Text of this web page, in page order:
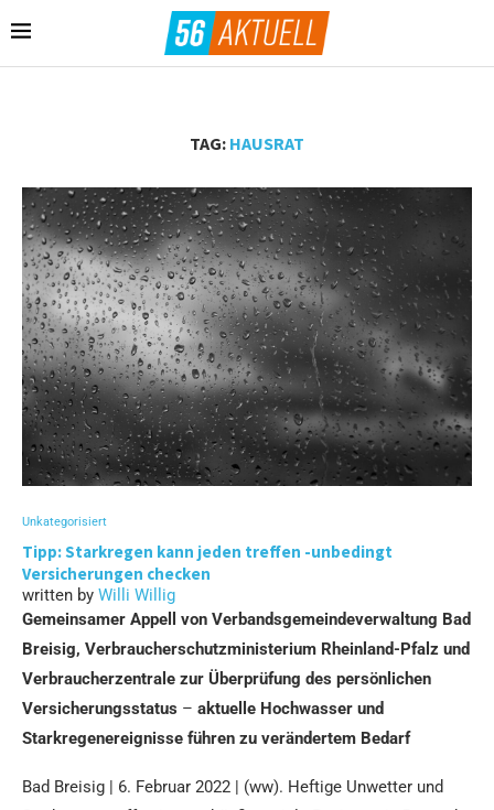
TAG: HAUSRAT
Unkategorisiert
Tipp: Starkregen kann jeden treffen -unbedingt
Versicherungen checken
written by Willi Willig
Gemeinsamer Appell von Verbandsgemeindeverwaltung Bad
Breisig, Verbraucherschutzministerium Rheinland-Pfalz und
Verbraucherzentrale zur Überprüfung des persönlichen
Versicherungsstatus – aktuelle Hochwasser und
Starkregenereignisse führen zu verändertem Bedarf
Bad Breisig | 6. Februar 2022 | (ww). Heftige Unwetter und